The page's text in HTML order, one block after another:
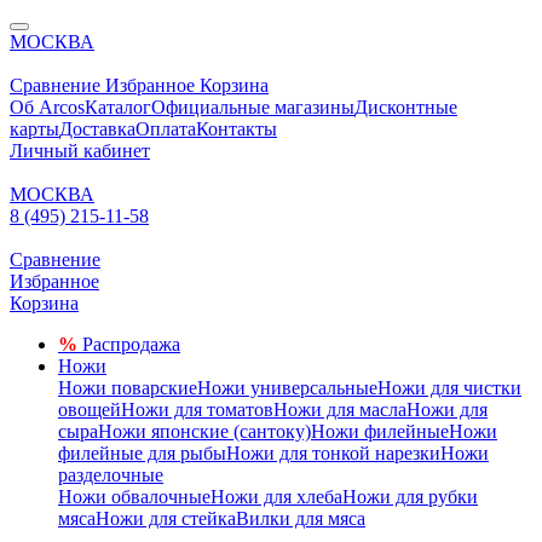
МОСКВА
Сравнение Избранное Корзина
Об ArcosКаталогОфициальные магазиныДисконтные
картыДоставкаОплатаКонтакты
Личный кабинет
МОСКВА
8 (495) 215-11-58
Сравнение
Избранное
Корзина
% Распродажа
Ножи
Ножи поварскиеНожи универсальныеНожи для чистки
овощейНожи для томатовНожи для маслаНожи для
сыраНожи японские (сантоку)Ножи филейныеНожи
филейные для рыбыНожи для тонкой нарезкиНожи
разделочные
Ножи обвалочныеНожи для хлебаНожи для рубки
мясаНожи для стейкаВилки для мяса